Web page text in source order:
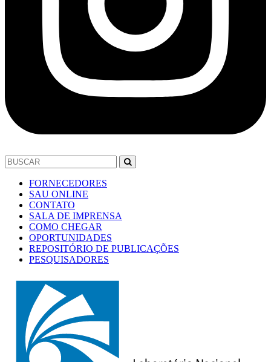
FORNECEDORES
SAU ONLINE
CONTATO
SALA DE IMPRENSA
COMO CHEGAR
OPORTUNIDADES
REPOSITÓRIO DE PUBLICAÇÕES
PESQUISADORES